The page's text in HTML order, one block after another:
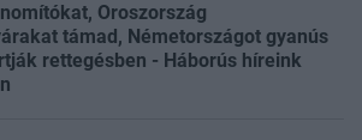
Oroszország
támad, Németországot gyanús
rettegésben - Háborús híreink